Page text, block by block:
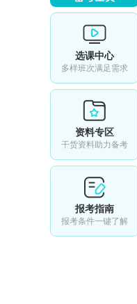
选课中心
多样班次满足需求
资料专区
干货资料助力备考
报考指南
报考条件一键了解